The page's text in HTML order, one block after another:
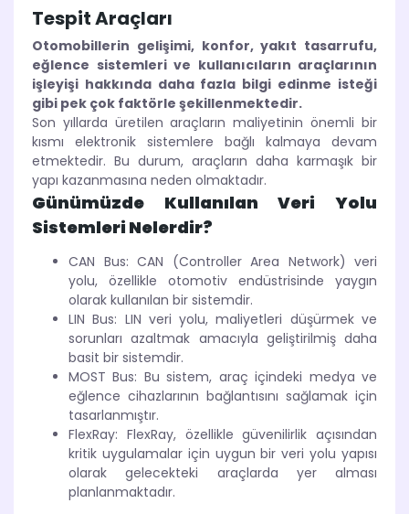
Tespit Araçları
Otomobillerin gelişimi, konfor, yakıt tasarrufu,
eğlence sistemleri ve kullanıcıların araçlarının
işleyişi hakkında daha fazla bilgi edinme isteği
gibi pek çok faktörle şekillenmektedir.
Son yıllarda üretilen araçların maliyetinin önemli bir
kısmı elektronik sistemlere bağlı kalmaya devam
etmektedir. Bu durum, araçların daha karmaşık bir
yapı kazanmasına neden olmaktadır.
Günümüzde Kullanılan Veri Yolu
Sistemleri Nelerdir?
CAN Bus: CAN (Controller Area Network) veri
yolu, özellikle otomotiv endüstrisinde yaygın
olarak kullanılan bir sistemdir.
LIN Bus: LIN veri yolu, maliyetleri düşürmek ve
sorunları azaltmak amacıyla geliştirilmiş daha
basit bir sistemdir.
MOST Bus: Bu sistem, araç içindeki medya ve
eğlence cihazlarının bağlantısını sağlamak için
tasarlanmıştır.
FlexRay: FlexRay, özellikle güvenilirlik açısından
kritik uygulamalar için uygun bir veri yolu yapısı
olarak gelecekteki araçlarda yer alması
planlanmaktadır.